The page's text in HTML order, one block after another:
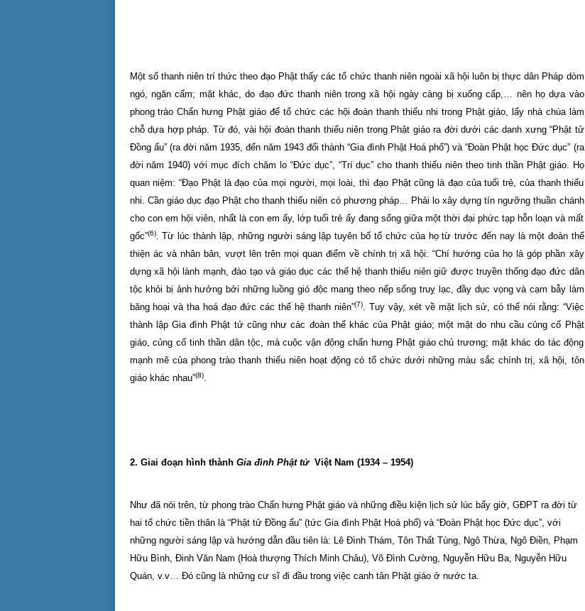
Một số thanh niên trí thức theo đạo Phật thấy các tổ chức thanh niên ngoài xã hội luôn bị thực dân Pháp dòm
ngó, ngăn cấm; mặt khác, do đạo đức thanh niên trong xã hội ngày càng bị xuống cấp,… nên họ dựa vào
phong trào Chấn hưng Phật giáo để tổ chức các hội đoàn thanh thiếu nhi trong Phật giáo, lấy nhà chùa làm
chỗ dựa hợp pháp. Từ đó, vài hội đoàn thanh thiếu niên trong Phật giáo ra đời dưới các danh xưng “Phật tử
Đồng ấu” (ra đời năm 1935, đến năm 1943 đổi thành “Gia đình Phật Hoá phổ”) và “Đoàn Phật học Đức dục” (ra
đời năm 1940) với mục đích chăm lo “Đức dục”, “Trí dục” cho thanh thiếu niên theo tinh thần Phật giáo. Họ
quan niệm: “Đạo Phật là đạo của mọi người, mọi loài, thì đạo Phật cũng là đạo của tuổi trẻ, của thanh thiếu
nhi. Cần giáo dục đạo Phật cho thanh thiếu niên có phương pháp… Phải lo xây dựng tín ngưỡng thuần chánh
cho con em hội viên, nhất là con em ấy, lớp tuổi trẻ ấy đang sống giữa một thời đại phức tạp hỗn loạn và mất
gốc”(6). Từ lúc thành lập, những người sáng lập tuyên bố tổ chức của họ từ trước đến nay là một đoàn thể
thiện ác và nhân bản, vượt lên trên mọi quan điểm về chính trị xã hội: “Chí hướng của họ là góp phần xây
dựng xã hội lành mạnh, đào tạo và giáo dục các thế hệ thanh thiếu niên giữ được truyền thống đạo đức dân
tộc khỏi bị ảnh hưởng bởi những luồng gió độc mang theo nếp sống truỵ lạc, đầy dục vọng và cạm bẫy làm
băng hoại và tha hoá đạo đức các thế hệ thanh niên”(7)
. Tuy vậy, xét về mặt lịch sử, có thể nói rằng: “Việc
thành lập Gia đình Phật tử cũng như các đoàn thể khác của Phật giáo; một mặt do nhu cầu củng cố Phật
giáo, củng cố tinh thần dân tộc, mà cuộc vận động chấn hưng Phật giáo chủ trương; mặt khác do tác động
mạnh mẽ của phong trào thanh thiếu niên hoạt động có tổ chức dưới những màu sắc chính trị, xã hội, tôn
giáo khác nhau”(8).
2. Giai đoạn hình thành Gia đình Phật tử Việt Nam (1934 – 1954)
Như đã nói trên, từ phong trào Chấn hưng Phật giáo và những điều kiện lịch sử lúc bấy giờ, GĐPT ra đời từ
hai tổ chức tiền thân là “Phật tử Đồng ấu” (tức Gia đình Phật Hoá phổ) và “Đoàn Phật học Đức dục”, với
những người sáng lập và hướng dẫn đầu tiên là: Lê Đình Thám, Tôn Thất Tùng, Ngô Thừa, Ngô Điền, Phạm
Hữu Bình, Đinh Văn Nam (Hoà thượng Thích Minh Châu), Võ Đình Cường, Nguyễn Hữu Ba, Nguyễn Hữu
Quán, v.v… Đó cũng là những cư sĩ đi đầu trong việc canh tân Phật giáo ở nước ta.